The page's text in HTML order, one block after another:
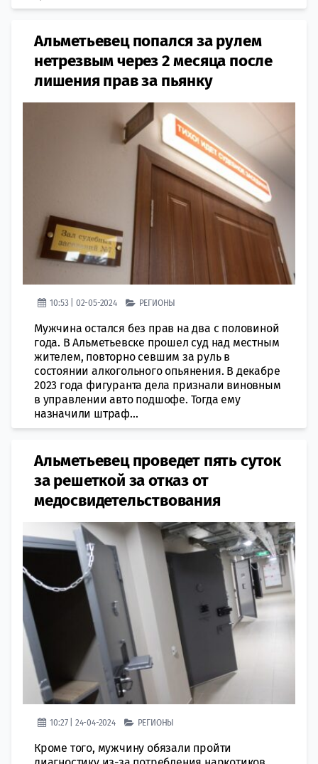
Альметьевец попался за рулем
нетрезвым через 2 месяца после
лишения прав за пьянку
10:53 | 02-05-2024 РЕГИОНЫ
Мужчина остался без прав на два с половиной
года. В Альметьевске прошел суд над местным
жителем, повторно севшим за руль в
состоянии алкогольного опьянения. В декабре
2023 года фигуранта дела признали виновным
в управлении авто подшофе. Тогда ему
назначили штраф...
Альметьевец проведет пять суток
за решеткой за отказ от
медосвидетельствования
10:27 | 24-04-2024 РЕГИОНЫ
Кроме того, мужчину обязали пройти